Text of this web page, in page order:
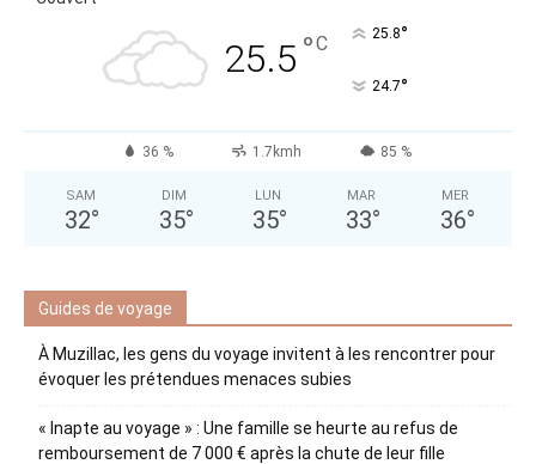
25.5 °C 25.8°
24.7°
36 % 1.7kmh 85 %
SAM
32°
DIM
35°
LUN
35°
MAR
33°
MER
36°
Guides de voyage
À Muzillac, les gens du voyage invitent à les rencontrer pour
évoquer les prétendues menaces subies
« Inapte au voyage » : Une famille se heurte au refus de
remboursement de 7 000 € après la chute de leur fille